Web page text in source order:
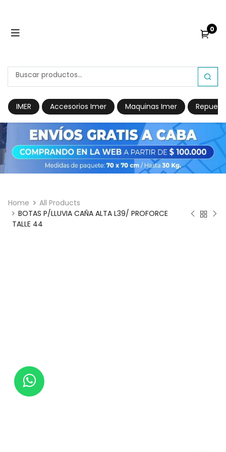
0
IMER Accesorios Imer Maquinas Imer
Home
All Products
BOTAS P/LLUVIA CAÑA ALTA L39/ PROFORCE
TALLE 44